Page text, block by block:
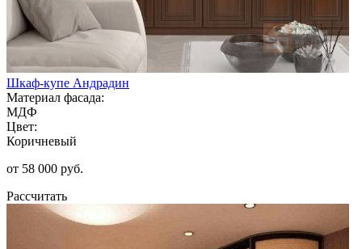
Шкаф-купе Андрадин
Материал фасада:
МДФ
Цвет:
Коричневый
от 58 000 руб.
Рассчитать